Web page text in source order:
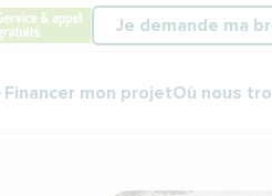
Je demande ma
Financer mon projetOù nous